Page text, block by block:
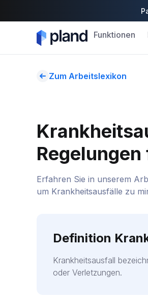
Funktionen
Zum Arbeitslexikon
Erfahren Sie in unserem
um Krankheitsausfälle zu
Definition
Krankheitsausfall
oder Verletzungen.